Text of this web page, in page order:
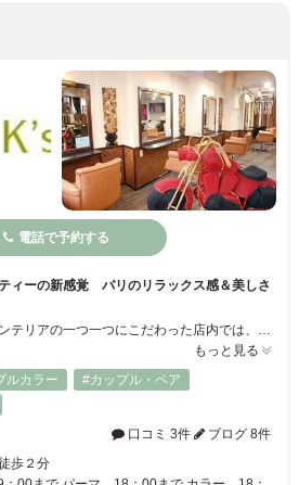
電話で予約する
ィーの新感覚 バリのリラックス感＆美しさ
土と木と緑をテーマに、インテリアの一つ一つにこだわった店内では、ゆったりと施術を受けることができます。子ども連れもＯＫ。お店が採用しているのはカールの質感がデジタルパーマより良く、髪も傷みにくいセラミックパーマ。パーマをかけたい方はぜひSTUDIO K'sでパーマの違いを感じてみてください。 脱毛・フェイシャルサロンも併設しております。お電話でお気軽にお問い合わせください。
もっと見る
ルカラー
#カップル・ペア
口コミ 3件
ブログ 8件
歩２分